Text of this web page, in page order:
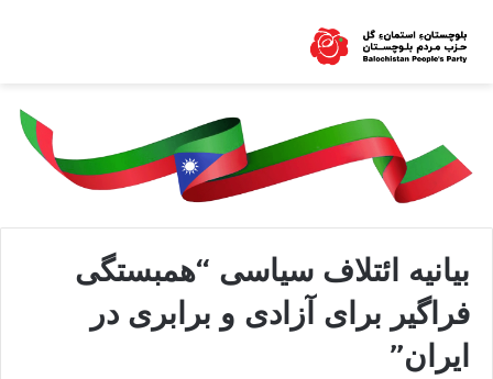
بيانيه ائتلاف سياسی “همبستگی
فراگير برای آزادی و برابری در
ايران”